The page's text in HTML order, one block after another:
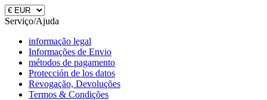
Serviço/Ajuda
informação legal
Informações de Envio
métodos de pagamento
Protección de los datos
Revogação, Devoluções
Termos & Condições